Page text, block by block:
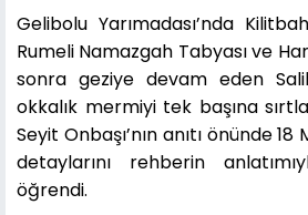
Gelibolu Yarımadası’nda
Rumeli Namazgah Tabyası ve
sonra geziye devam eden
okkalık mermiyi tek başına
Seyit Onbaşı’nın anıtı önünde
detaylarını rehberin
öğrendi.